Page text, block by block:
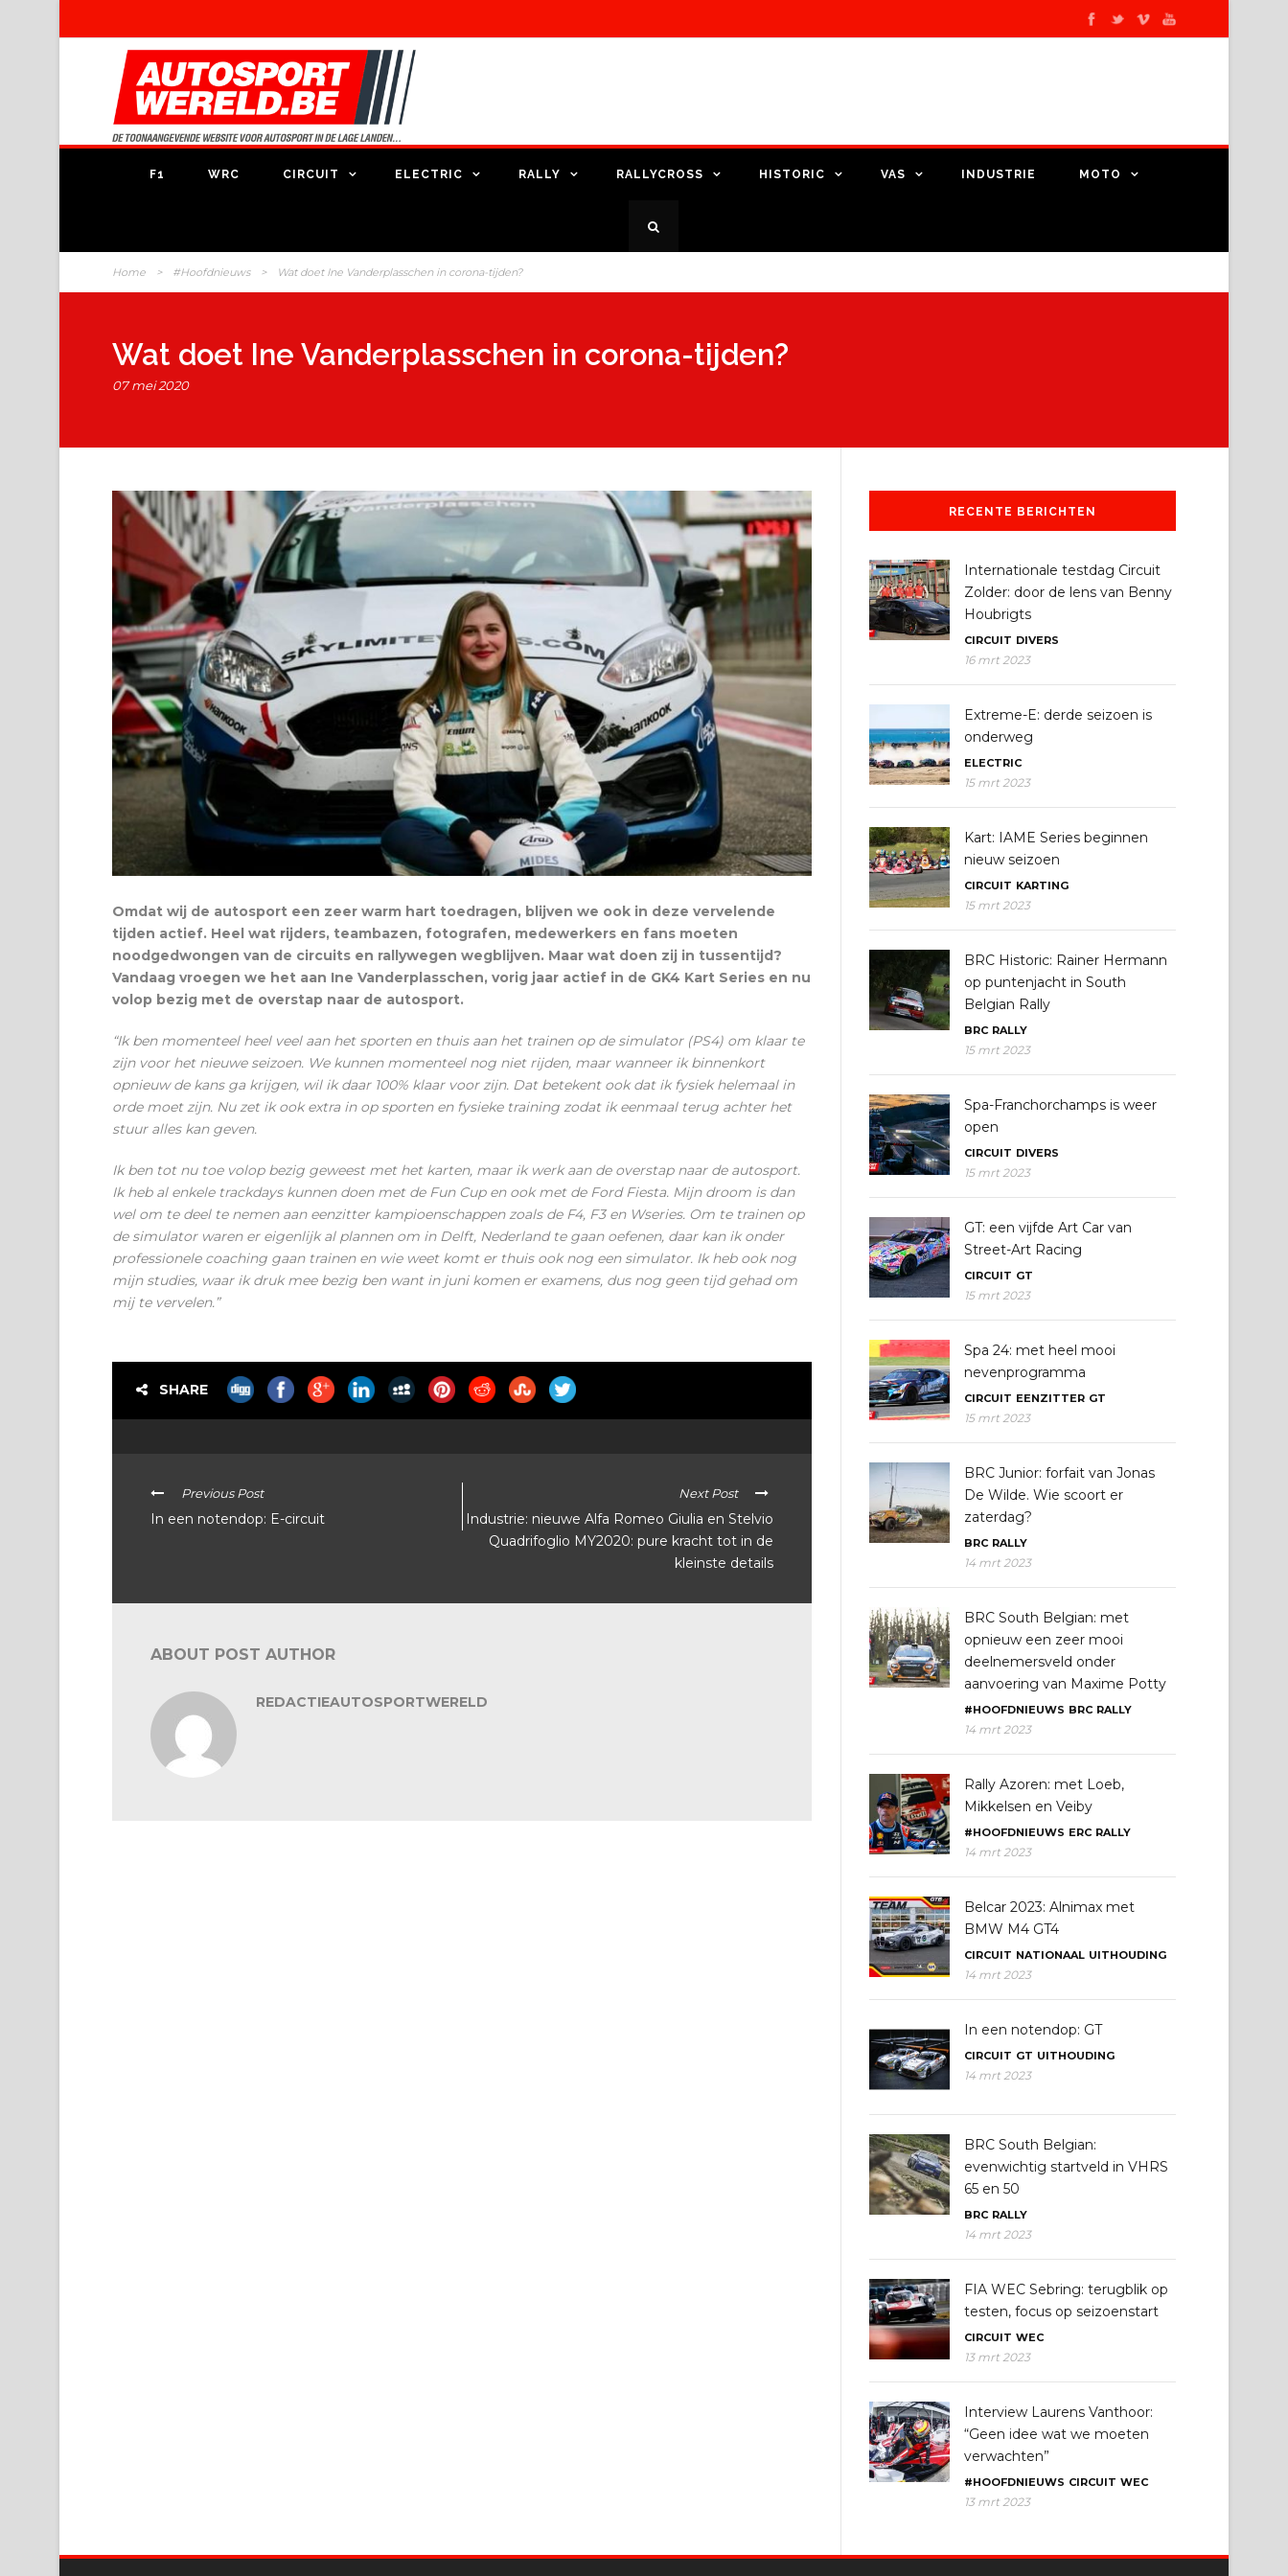
F1 WRC CIRCUIT ELECTRIC RALLY RALLYCROSS HISTORIC VAS INDUSTRIE MOTO
Home > #Hoofdnieuws > Wat doet Ine Vanderplasschen in corona-tijden?
Wat doet Ine Vanderplasschen in corona-tijden?
07 mei 2020
Omdat wij de autosport een zeer warm hart toedragen, blijven we ook in deze vervelende
tijden actief. Heel wat rijders, teambazen, fotografen, medewerkers en fans moeten
noodgedwongen van de circuits en rallywegen wegblijven. Maar wat doen zij in tussentijd?
Vandaag vroegen we het aan Ine Vanderplasschen, vorig jaar actief in de GK4 Kart Series en nu
volop bezig met de overstap naar de autosport.
“Ik ben momenteel heel veel aan het sporten en thuis aan het trainen op de simulator (PS4) om klaar te
zijn voor het nieuwe seizoen. We kunnen momenteel nog niet rijden, maar wanneer ik binnenkort
opnieuw de kans ga krijgen, wil ik daar 100% klaar voor zijn. Dat betekent ook dat ik fysiek helemaal in
orde moet zijn. Nu zet ik ook extra in op sporten en fysieke training zodat ik eenmaal terug achter het
stuur alles kan geven.
Ik ben tot nu toe volop bezig geweest met het karten, maar ik werk aan de overstap naar de autosport.
Ik heb al enkele trackdays kunnen doen met de Fun Cup en ook met de Ford Fiesta. Mijn droom is dan
wel om te deel te nemen aan eenzitter kampioenschappen zoals de F4, F3 en Wseries. Om te trainen op
de simulator waren er eigenlijk al plannen om in Delft, Nederland te gaan oefenen, daar kan ik onder
professionele coaching gaan trainen en wie weet komt er thuis ook nog een simulator. Ik heb ook nog
mijn studies, waar ik druk mee bezig ben want in juni komen er examens, dus nog geen tijd gehad om
mij te vervelen.”
SHARE
Previous Post
In een notendop: E-circuit
Next Post
Industrie: nieuwe Alfa Romeo Giulia en Stelvio
Quadrifoglio MY2020: pure kracht tot in de
kleinste details
ABOUT POST AUTHOR
REDACTIEAUTOSPORTWERELD
RECENTE BERICHTEN
Internationale testdag Circuit
Zolder: door de lens van Benny
Houbrigts
CIRCUIT DIVERS
16 mrt 2023
Extreme-E: derde seizoen is
onderweg
ELECTRIC
15 mrt 2023
Kart: IAME Series beginnen
nieuw seizoen
CIRCUIT KARTING
15 mrt 2023
BRC Historic: Rainer Hermann
op puntenjacht in South
Belgian Rally
BRC RALLY
15 mrt 2023
Spa-Franchorchamps is weer
open
CIRCUIT DIVERS
15 mrt 2023
GT: een vijfde Art Car van
Street-Art Racing
CIRCUIT GT
15 mrt 2023
Spa 24: met heel mooi
nevenprogramma
CIRCUIT EENZITTER GT
15 mrt 2023
BRC Junior: forfait van Jonas
De Wilde. Wie scoort er
zaterdag?
BRC RALLY
14 mrt 2023
BRC South Belgian: met
opnieuw een zeer mooi
deelnemersveld onder
aanvoering van Maxime Potty
#HOOFDNIEUWS BRC RALLY
14 mrt 2023
Rally Azoren: met Loeb,
Mikkelsen en Veiby
#HOOFDNIEUWS ERC RALLY
14 mrt 2023
Belcar 2023: Alnimax met
BMW M4 GT4
CIRCUIT NATIONAAL UITHOUDING
14 mrt 2023
In een notendop: GT
CIRCUIT GT UITHOUDING
14 mrt 2023
BRC South Belgian:
evenwichtig startveld in VHRS
65 en 50
BRC RALLY
14 mrt 2023
FIA WEC Sebring: terugblik op
testen, focus op seizoenstart
CIRCUIT WEC
13 mrt 2023
Interview Laurens Vanthoor:
“Geen idee wat we moeten
verwachten”
#HOOFDNIEUWS CIRCUIT WEC
13 mrt 2023